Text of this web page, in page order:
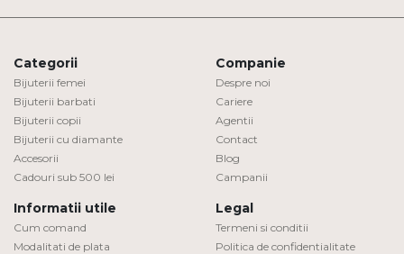
Categorii
Bijuterii femei
Bijuterii barbati
Bijuterii copii
Bijuterii cu diamante
Accesorii
Cadouri sub 500 lei
Companie
Despre noi
Cariere
Agentii
Contact
Blog
Campanii
Informatii utile
Cum comand
Modalitati de plata
Legal
Termeni si conditii
Politica de confidentialitate